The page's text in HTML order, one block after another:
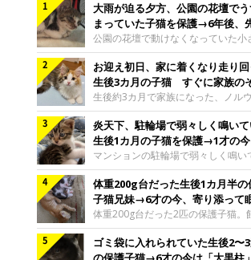
大雨が迫る夕方、公園の花壇でう
まっていた子猫を保護→6年後、
と“姉妹”のような関係に
公園の花壇で動けなくなっていた小
猫。家族に迎えられてから6年、先
の間には深い絆が育まれていました
当時のティダちゃん。
@muumuu62197189紹介するのは、
X（旧Twitter）ユーザー
@muumuu62197189さんの愛猫・
ちゃん（取材時6才）の成長記録で
ちらは、生後3カ月ごろのティダち
飼い主さんが出会ったのは、夜から
なると予報されていた日の夕方でし
壇で動けずにいた子猫保護したばか
ィダちゃん。@muumuu62197189飼
さんは、公園の
お迎え初日、家に着くなり走り
生後3カ月の子猫 すぐに家族の
落ち着く姿に「迎えてよかった」
生後約3カ月で家族になった、ノル
ジャンフォレストキャットの子猫。
翌日には、すでに家でくつろぐ様子
ていました。お迎え翌日、ベッドで
とするむうちゃんお迎え翌日のむう
ん。@umimugi0304紹介するのは、
Instagramユーザー@umimugi0304
愛猫・むうちゃん（撮影時、生後約
／ノルウェージャンフォレストキャ
ト）。こちらは、お迎え翌日に撮影
一枚。ゴハンをお腹いっぱい食べた
ゃんは眠くなり、飼い主さん夫婦の
炎天下、駐輪場で弱々しく鳴い
生後1カ月の子猫を保護→1才の今
肉質でツンデレなコに成長
マンションの駐輪場で弱々しく鳴い
た、生後1カ月ほどの子猫。家族に
れてから1年、体も行動も大きく成
した。炎天下の駐輪場で鳴いていた
子猫保護当時のモモちゃん。
紹介するのは、X（旧Twitter）ユー
@Kingponzuさんの愛猫・モモちゃ
材時1才）の成長記録です。こちらは
体重200g台だった生後1カ月半の
子猫兄妹→6才の今、寄り添って
にほっこり！
体重200g台だった2匹の保護子猫。
さんの家族になってから6年、とも
するなかで、2匹の関係にも少しず
ゴミ袋に入れられていた生後2〜